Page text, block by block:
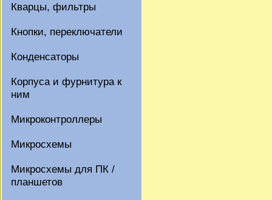
Кварцы, фильтры
Кнопки, переключатели
Конденсаторы
Корпуса и фурнитура к
ним
Микроконтроллеры
Микросхемы
Микросхемы для ПК /
планшетов